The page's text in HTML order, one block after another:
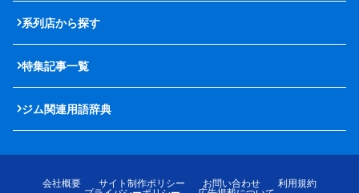
系列店から探す
特集記事一覧
ジム関連用語辞典
会社概要 サイト制作ポリシー お問い合わせ
利用規約